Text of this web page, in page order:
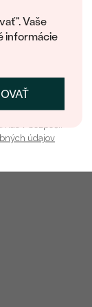
Vaše
informácie
o dostupnosti
zľavu
údajov